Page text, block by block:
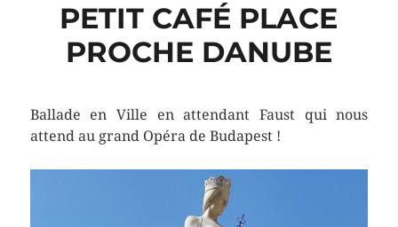
PETIT CAFÉ PLACE
PROCHE DANUBE
Ballade en Ville en attendant Faust qui nous
attend au grand Opéra de Budapest !